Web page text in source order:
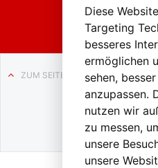
Diese
Targeting
besseres
ermöglichen
sehen,
anzupassen.
nutzen wir
zu messen,
unsere
unsere
ZUM SEITENANFANG